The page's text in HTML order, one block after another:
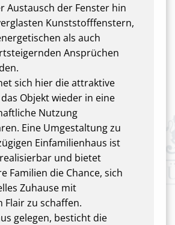
Austausch der Fenster hin
Kunststofffenstern,
als auch
Ansprüchen
sich hier die attraktive
Objekt wieder in eine
Nutzung
Eine Umgestaltung zu
Einfamilienhaus ist
und bietet
Familien die Chance, sich
Zuhause mit
Flair zu schaffen.
gelegen, besticht die